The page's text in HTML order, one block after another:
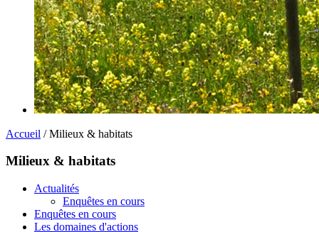
Accueil / Milieux & habitats
Milieux & habitats
Actualités
Enquêtes en cours
Enquêtes en cours
Les domaines d'actions